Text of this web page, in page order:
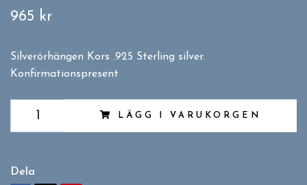
965 kr
Silverörhängen Kors .925 Sterling silver.
Konfirmationspresent
LÄGG I VARUKORGEN
Dela